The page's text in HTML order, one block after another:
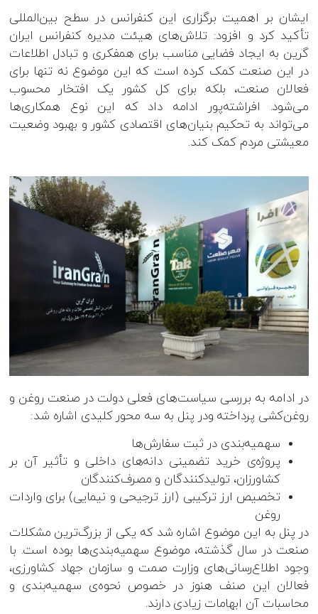
ایشان بر اهمیت برگزاری این کنفرانس در سطح بین‌المللی
تأکید کرد و افزود: تلاش‌های هیئت‌ مدیره کنفرانس ایران
گرین به ایجاد فضایی مناسب برای همفکری و تبادل اطلاعات
در این صنعت کمک کرده است که این موضوع نه تنها برای
فعالان صنعت، بلکه برای کل کشور یک افتخار محسوب
می‌شود. افراشته‌پور ادامه داد که این نوع همکاری‌ها
می‌تواند به تحکیم بنیان‌های اقتصادی کشور و بهبود وضعیت
معیشتی مردم کمک کند.
در ادامه‎ به بررسی سیاست‌های فعلی دولت در صنعت روغن و
روغن‌کشی پرداخته ودر پنل به سه محور کلیدی اشاره شد:
سهمیه‌بندی در ثبت سفارش‌ها
پروژه‌ی خرید تضمینی دانه‌های داخلی و تأثیر آن بر
کشاورزان، تولیدکنندگان و مصرف‌کنندگان
تخصیص ارز ترکیبی (ارز ترجیحی و نیمایی) برای واردات
روغن
در پنل به این موضوع اشاره شد که یکی از بزرگ‌ترین مشکلات
صنعت در سال گذشته، موضوع سهمیه‌بندی‌ها بوده است. با
وجود اطلاع‌رسانی‌های وزارت صمت و سازمان جهاد کشاورزی،
فعالان این صنف هنوز در خصوص نحوه‌ی سهمیه‌بندی و
محاسبات آن ابهامات زیادی دارند.